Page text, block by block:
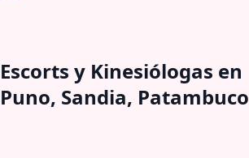
Escorts y Kinesiólogas en
Puno, Sandia, Patambuco